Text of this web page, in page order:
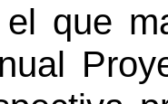
que